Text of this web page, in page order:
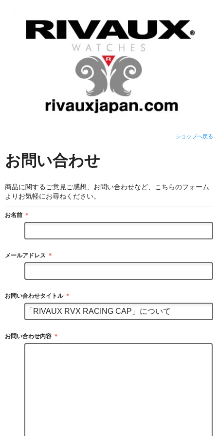
ショップへ戻る
お問い合わせ
商品に関するご意見ご感想、お問い合わせなど、こちらのフォーム
よりお気軽にお尋ねください。
お名前 ＊
メールアドレス ＊
お問い合わせタイトル ＊
お問い合わせ内容 ＊